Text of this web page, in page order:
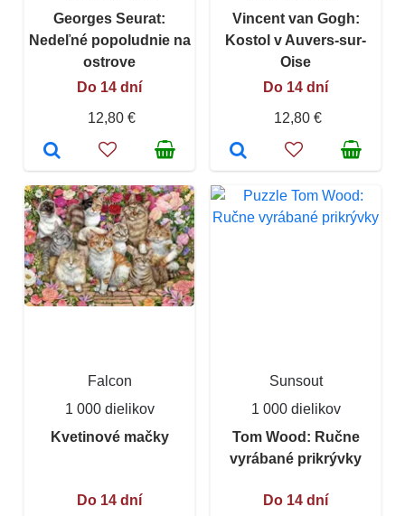
Georges Seurat:
Nedeľné popoludnie na
ostrove
Do 14 dní
12,80 €
Vincent van Gogh:
Kostol v Auvers-sur-
Oise
Do 14 dní
12,80 €
Falcon
1 000 dielikov
Kvetinové mačky
Do 14 dní
Sunsout
1 000 dielikov
Tom Wood: Ručne
vyrábané prikrývky
Do 14 dní